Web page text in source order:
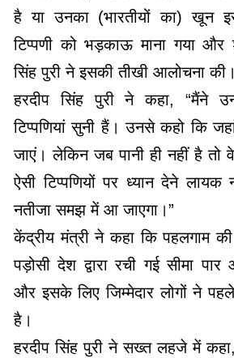
है या उनका (भारतीयों का) खून
टिप्पणी को भड़काऊ माना गया और
सिंह पुरी ने इसकी तीखी आलोचना की।
हरदीप सिंह पुरी ने कहा, “मैंने
टिप्पणियां सुनी हैं। उनसे कहो कि
जाएं। लेकिन जब पानी ही नहीं है
ऐसी टिप्पणियों पर ध्यान देने
नतीजा समझ में आ जाएगा।”
केंद्रीय मंत्री ने कहा कि पहलगाम
पड़ोसी देश द्वारा रची गई सीमा
और इसके लिए जिम्मेदार लोगों ने
है।
हरदीप सिंह पुरी ने सख्त लहजे में